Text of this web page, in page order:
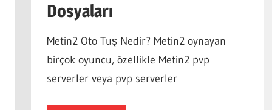
Dosyaları
Metin2 Oto Tuş Nedir? Metin2 oynayan
birçok oyuncu, özellikle Metin2 pvp
serverler veya pvp serverler